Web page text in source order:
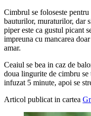
Cimbrul se foloseste
bauturilor, muraturilor, dar
piper este ca gustul picant
impreuna cu mancarea
amar.
Ceaiul se bea in caz de
doua lingurite de cimbru se
infuzat 5 minute, apoi se
Articol publicat in cartea